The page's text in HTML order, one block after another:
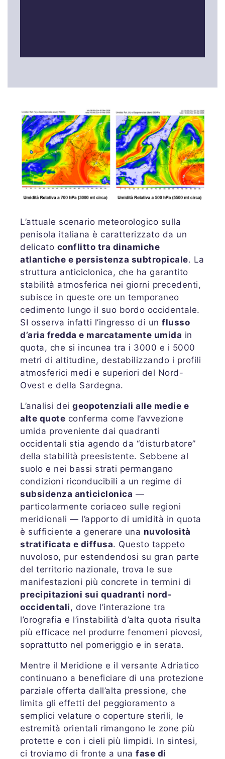
L’attuale scenario meteorologico sulla
penisola italiana è caratterizzato da un
delicato conflitto tra dinamiche
atlantiche e persistenza subtropicale. La
struttura anticiclonica, che ha garantito
stabilità atmosferica nei giorni precedenti,
subisce in queste ore un temporaneo
cedimento lungo il suo bordo occidentale.
SI osserva infatti l’ingresso di un flusso
d’aria fredda e marcatamente umida in
quota, che si incunea tra i 3000 e i 5000
metri di altitudine, destabilizzando i profili
atmosferici medi e superiori del Nord-
Ovest e della Sardegna.
L’analisi dei geopotenziali alle medie e
alte quote conferma come l’avvezione
umida proveniente dai quadranti
occidentali stia agendo da “disturbatore”
della stabilità preesistente. Sebbene al
suolo e nei bassi strati permangano
condizioni riconducibili a un regime di
subsidenza anticiclonica —
particolarmente coriaceo sulle regioni
meridionali — l’apporto di umidità in quota
è sufficiente a generare una nuvolosità
stratificata e diffusa. Questo tappeto
nuvoloso, pur estendendosi su gran parte
del territorio nazionale, trova le sue
manifestazioni più concrete in termini di
precipitazioni sui quadranti nord-
occidentali , dove l’interazione tra
l’orografia e l’instabilità d’alta quota risulta
più efficace nel produrre fenomeni piovosi,
soprattutto nel pomeriggio e in serata.
Mentre il Meridione e il versante Adriatico
continuano a beneficiare di una protezione
parziale offerta dall’alta pressione, che
limita gli effetti del peggioramento a
semplici velature o coperture sterili, le
estremità orientali rimangono le zone più
protette e con i cieli più limpidi. In sintesi,
ci troviamo di fronte a una fase di